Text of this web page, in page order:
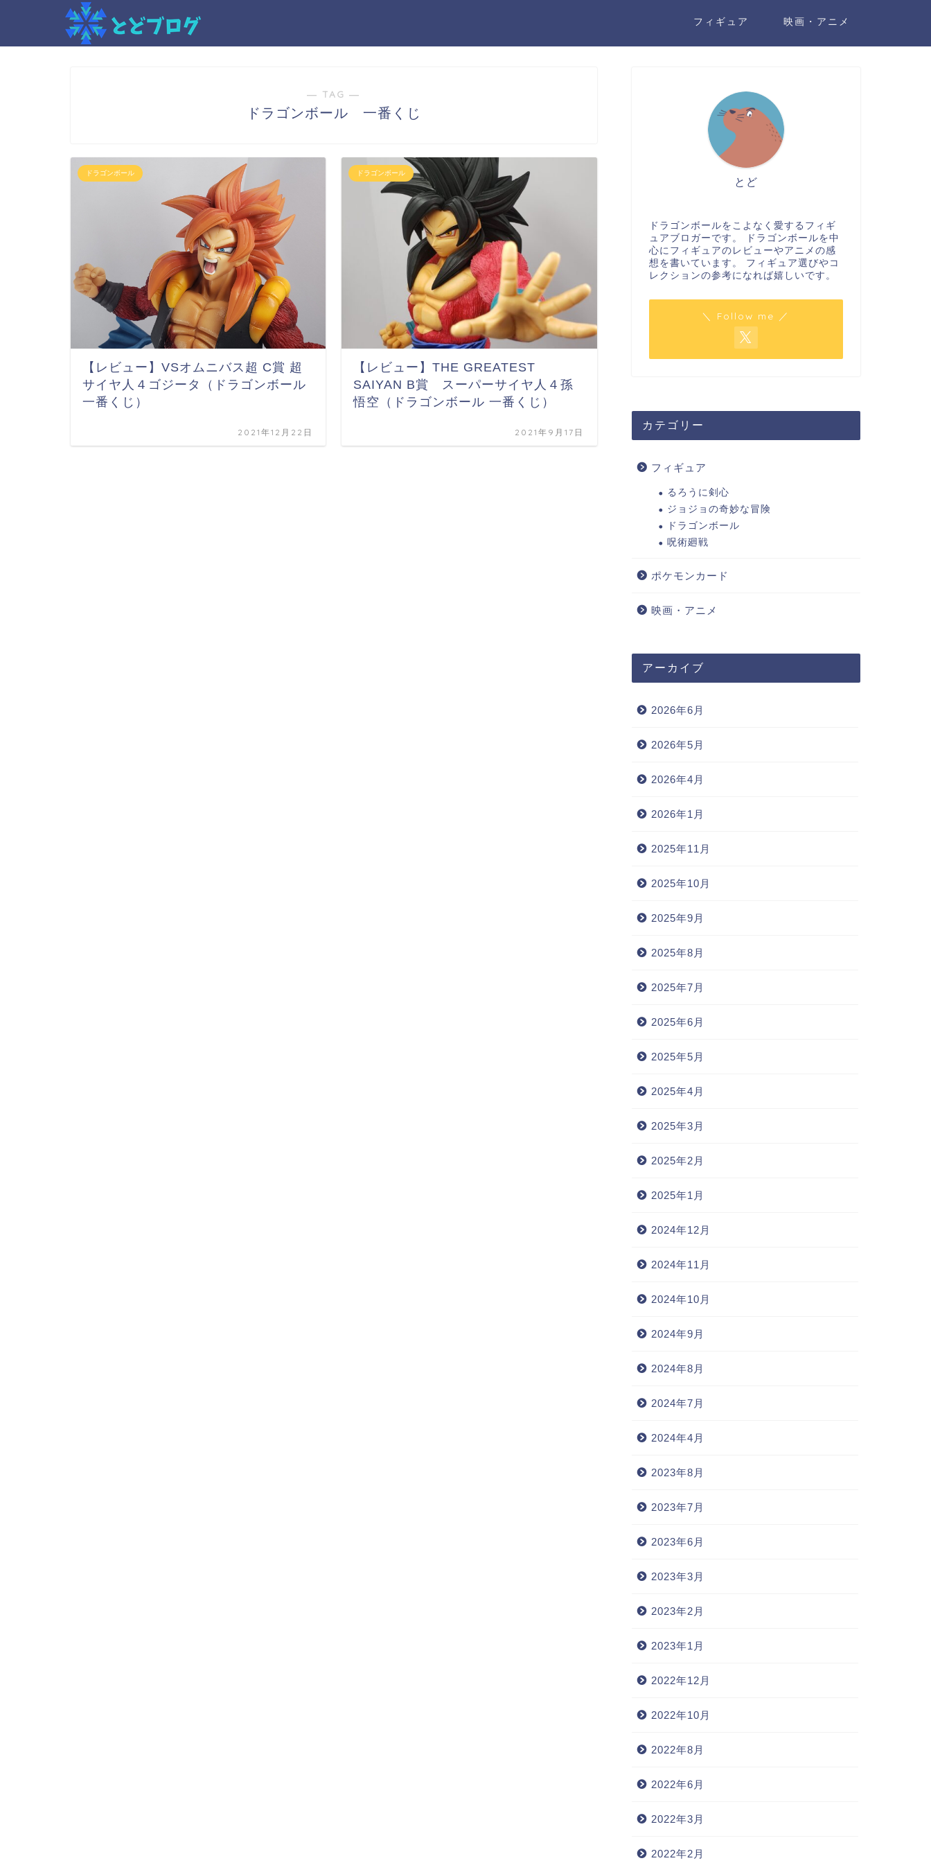
フィギュア 映画・アニメ
― TAG ―
ドラゴンボール 一番くじ
ドラゴンボール
【レビュー】VSオムニバス超 C賞 超
サイヤ人４ゴジータ（ドラゴンボール
一番くじ）
2021年12月22日
ドラゴンボール
【レビュー】THE GREATEST
SAIYAN B賞 スーパーサイヤ人４孫
悟空（ドラゴンボール 一番くじ）
2021年9月17日
とど
ドラゴンボールをこよなく愛するフィギ
ュアブロガーです。 ドラゴンボールを中
心にフィギュアのレビューやアニメの感
想を書いています。 フィギュア選びやコ
レクションの参考になれば嬉しいです。
＼ Follow me ／
カテゴリー
フィギュア
るろうに剣心
ジョジョの奇妙な冒険
ドラゴンボール
呪術廻戦
ポケモンカード
映画・アニメ
アーカイブ
2026年6月
2026年5月
2026年4月
2026年1月
2025年11月
2025年10月
2025年9月
2025年8月
2025年7月
2025年6月
2025年5月
2025年4月
2025年3月
2025年2月
2025年1月
2024年12月
2024年11月
2024年10月
2024年9月
2024年8月
2024年7月
2024年4月
2023年8月
2023年7月
2023年6月
2023年3月
2023年2月
2023年1月
2022年12月
2022年10月
2022年8月
2022年6月
2022年3月
2022年2月